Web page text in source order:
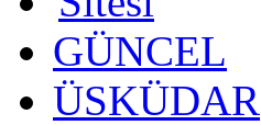
GÜNCEL
ÜSKÜDAR